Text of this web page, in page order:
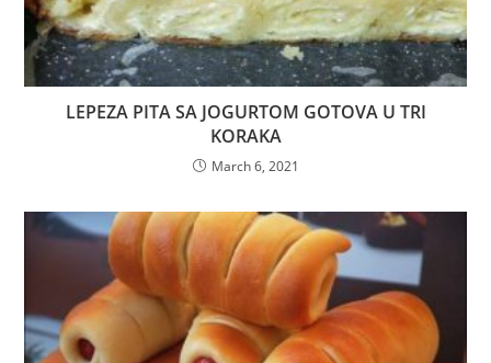
LEPEZA PITA SA JOGURTOM GOTOVA U TRI
KORAKA
March 6, 2021